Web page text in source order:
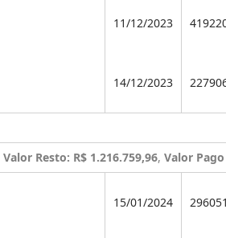
11/12/2023
14/12/2023
Valor Resto: R$ 1.216.759,96, Valor
15/01/2024